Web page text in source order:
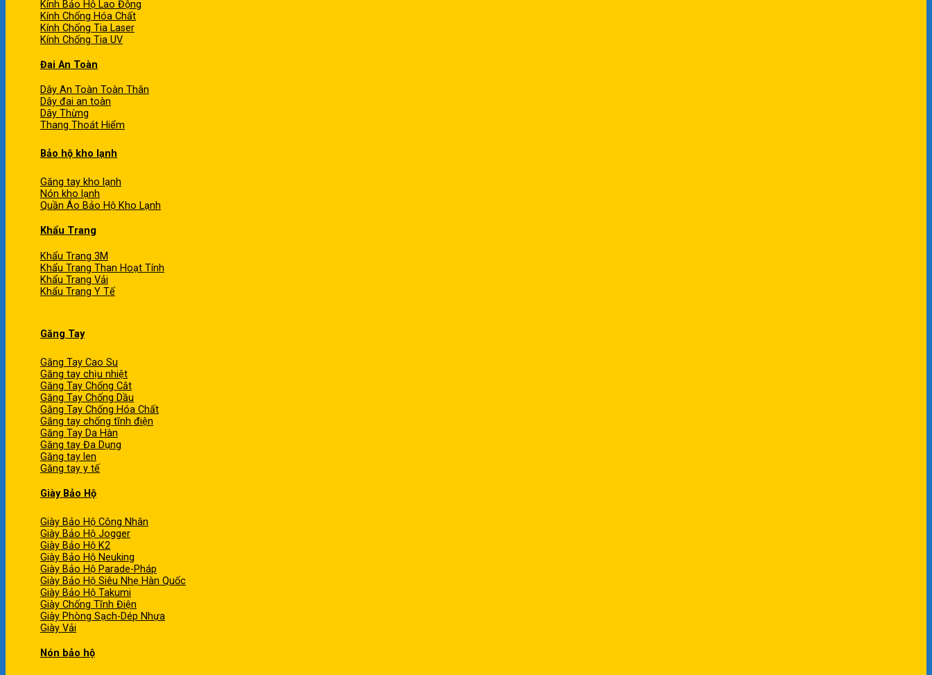
Kính Bảo Hộ Lao Động
Kính Chống Hóa Chất
Kính Chống Tia Laser
Kính Chống Tia UV
Đai An Toàn
Dây An Toàn Toàn Thân
Dây đai an toàn
Dây Thừng
Thang Thoát Hiểm
Bảo hộ kho lạnh
Găng tay kho lạnh
Nón kho lạnh
Quần Áo Bảo Hộ Kho Lạnh
Khẩu Trang
Khẩu Trang 3M
Khẩu Trang Than Hoạt Tính
Khẩu Trang Vải
Khẩu Trang Y Tế
Găng Tay
Găng Tay Cao Su
Găng tay chịu nhiệt
Găng Tay Chống Cắt
Găng Tay Chống Dầu
Găng Tay Chống Hóa Chất
Găng tay chống tĩnh điện
Găng Tay Da Hàn
Găng tay Đa Dụng
Găng tay len
Găng tay y tế
Giày Bảo Hộ
Giày Bảo Hộ Công Nhân
Giày Bảo Hộ Jogger
Giày Bảo Hộ K2
Giày Bảo Hộ Neuking
Giày Bảo Hộ Parade-Pháp
Giày Bảo Hộ Siêu Nhẹ Hàn Quốc
Giày Bảo Hộ Takumi
Giày Chống Tĩnh Điện
Giày Phòng Sạch-Dép Nhựa
Giày Vải
Nón bảo hộ